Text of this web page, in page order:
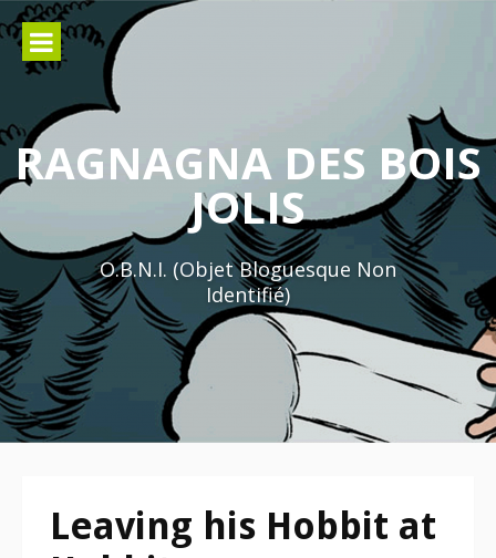
Aller
au
contenu
RAGNAGNA DES BOIS
JOLIS
O.B.N.I. (Objet Bloguesque Non
Identifié)
Leaving his Hobbit at